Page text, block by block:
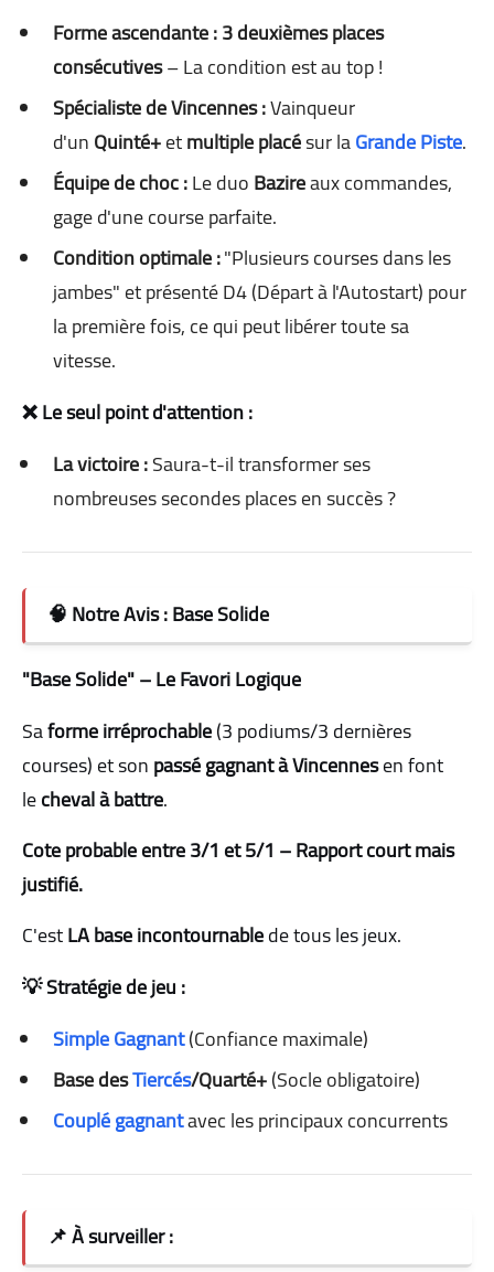
Forme ascendante :3 deuxièmes places
consécutives– La condition est au top !
Spécialiste de Vincennes :Vainqueur
d'unQuinté+etmultiple placésur laGrande Piste.
Équipe de choc :Le duoBazireaux commandes,
gage d'une course parfaite.
Condition optimale :"Plusieurs courses dans les
jambes" et présenté D4 (Départ à l'Autostart) pour
la première fois, ce qui peut libérer toute sa
vitesse.
❌ Le seul point d'attention :
La victoire :Saura-t-il transformer ses
nombreuses secondes places en succès ?
🧠 Notre Avis : Base Solide
"Base Solide" – Le Favori Logique
Saforme irréprochable(3 podiums/3 dernières
courses) et sonpassé gagnant à Vincennesen font
lecheval à battre.
Cote probable entre 3/1 et 5/1 – Rapport court mais
justifié.
C'estLA base incontournablede tous les jeux.
💡 Stratégie de jeu :
Simple Gagnant(Confiance maximale)
Base desTiercés/Quarté+(Socle obligatoire)
Couplé gagnantavec les principaux concurrents
📌 À surveiller :